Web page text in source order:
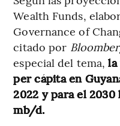
Wealth Funds,
Governance of
citado por
especial del tema,
per cápita en
2022 y para el 2030
mb/d.